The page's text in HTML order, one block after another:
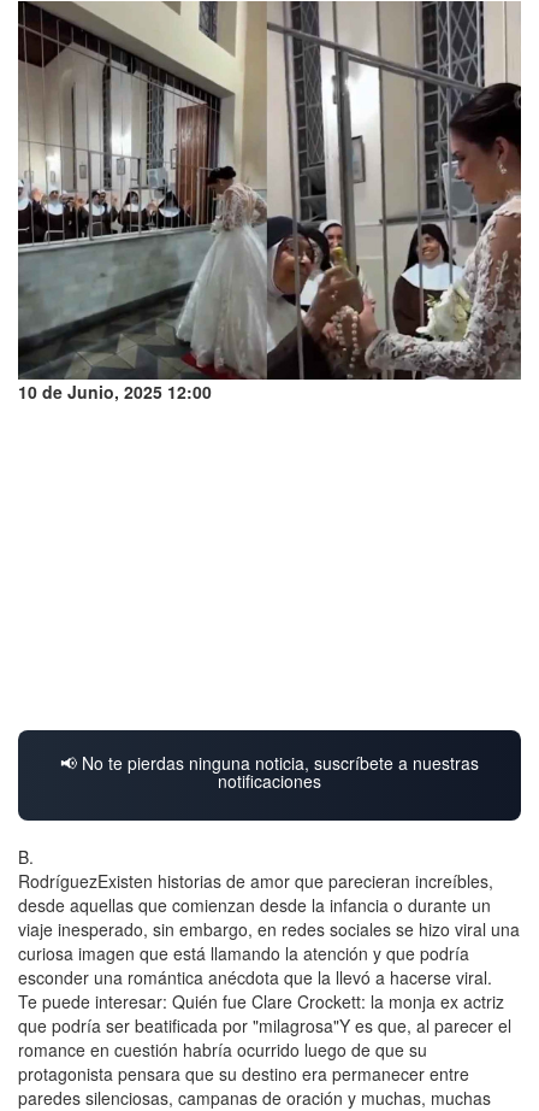
10 de Junio, 2025 12:00
📢 No te pierdas ninguna noticia, suscríbete a nuestras
notificaciones
B.
RodríguezExisten historias de amor que parecieran increíbles,
desde aquellas que comienzan desde la infancia o durante un
viaje inesperado, sin embargo, en redes sociales se hizo viral una
curiosa imagen que está llamando la atención y que podría
esconder una romántica anécdota que la llevó a hacerse viral.
Te puede interesar: Quién fue Clare Crockett: la monja ex actriz
que podría ser beatificada por "milagrosa"Y es que, al parecer el
romance en cuestión habría ocurrido luego de que su
protagonista pensara que su destino era permanecer entre
paredes silenciosas, campanas de oración y muchas, muchas